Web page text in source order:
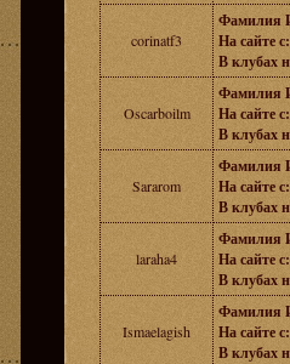
corinatf3
Фамилия
На сайте с:
В клубах
Oscarboilm
Фамилия
На сайте с:
В клубах
Sararom
Фамилия
На сайте с:
В клубах
laraha4
Фамилия
На сайте с:
В клубах
Ismaelagish
Фамилия
На сайте с:
В клубах